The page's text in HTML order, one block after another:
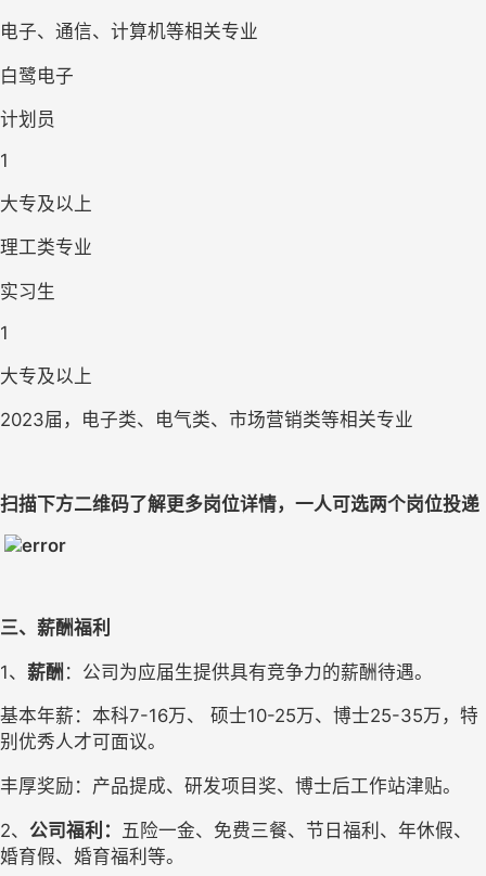
电子、通信、计算机等相关专业
白鹭电子
计划员
1
大专及以上
理工类专业
实习生
1
大专及以上
2023届，电子类、电气类、市场营销类等相关专业
扫描下方二维码了解更多岗位详情，一人可选两个岗位投递
三、薪酬福利
1、 薪酬 ：公司为应届生提供具有竞争力的薪酬待遇。
基本年薪：本科7-16万、 硕士10-25万、博士25-35万，特
别优秀人才可面议。
丰厚奖励：产品提成、研发项目奖、博士后工作站津贴。
2、 公司福利： 五险一金、免费三餐、节日福利、年休假、
婚育假、婚育福利等。